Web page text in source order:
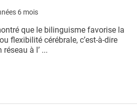
6 mois
que le bilinguisme favorise la
flexibilité cérébrale, c’est-à-dire
réseau à l’ ...